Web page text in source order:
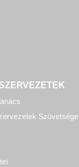
Szövetsége